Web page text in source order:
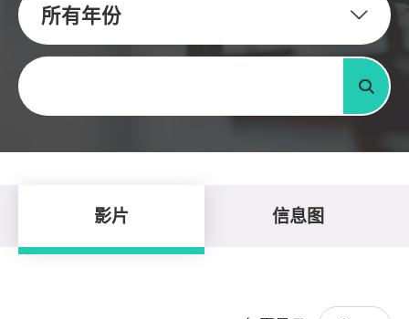
所有年份
关键字
搜寻
影片 信息图